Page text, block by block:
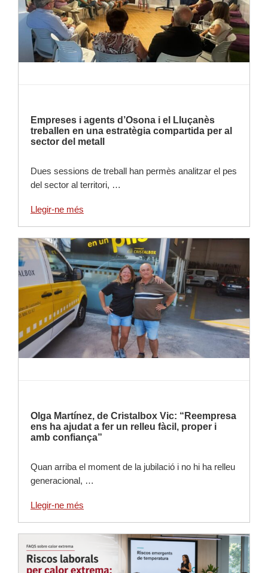
Empreses i agents d’Osona i el Lluçanès
treballen en una estratègia compartida per al
sector del metall
Dues sessions de treball han permès analitzar el pes
del sector al territori, …
Llegir-ne més
Llegir-ne més
Olga Martínez, de Cristalbox Vic: “Reempresa
ens ha ajudat a fer un relleu fàcil, proper i
amb confiança”
Quan arriba el moment de la jubilació i no hi ha relleu
generacional, …
Llegir-ne més
Llegir-ne més